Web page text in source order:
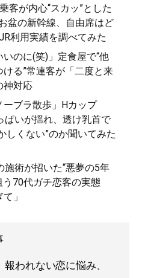
客が内心“スカッ”とした
盆の新幹線、自由席はど
利用実績を調べてみた
のに(笑)」定食屋で“他
る”常連客が「二度と来
神対応
ブラ散歩」Hカップ
ぱいが揺れ、透け乳首で
しくない”のか聞いてみた
術が招いた“悪夢の5年
う70代ガチ恋客の実態
」
報われない恋に悩み、